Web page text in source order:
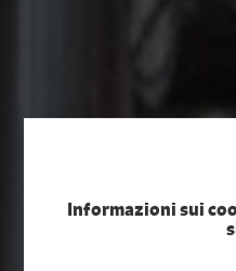
Informazioni sui